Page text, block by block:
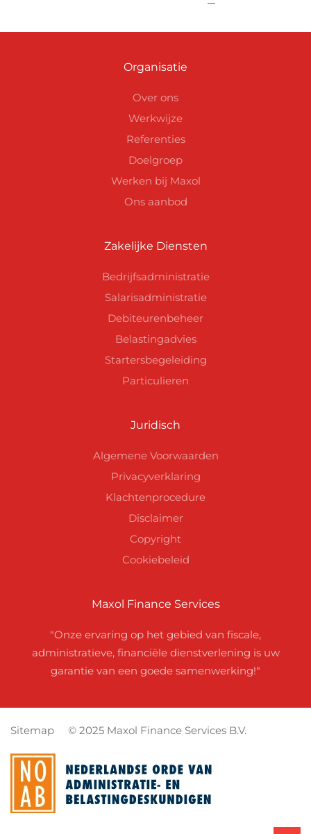
Organisatie
Over ons
Werkwijze
Referenties
Doelgroep
Werken bij Maxol
Ons aanbod
Zakelijke Diensten
Bedrijfsadministratie
Salarisadministratie
Debiteurenbeheer
Belastingadvies
Startersbegeleiding
Particulieren
Juridisch
Algemene Voorwaarden
Privacyverklaring
Klachtenprocedure
Disclaimer
Copyright
Cookiebeleid
Maxol Finance Services
"Onze ervaring op het gebied van fiscale,
administratieve, financiële dienstverlening is uw
garantie van een goede samenwerking!"
Sitemap © 2025 Maxol Finance Services B.V.